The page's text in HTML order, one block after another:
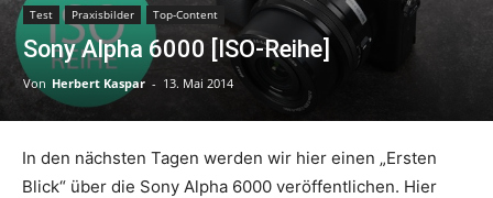
Test Praxisbilder Top-Content
Sony Alpha 6000 [ISO-Reihe]
Von Herbert Kaspar - 13. Mai 2014
In den nächsten Tagen werden wir hier einen „Ersten
Blick“ über die Sony Alpha 6000 veröffentlichen. Hier